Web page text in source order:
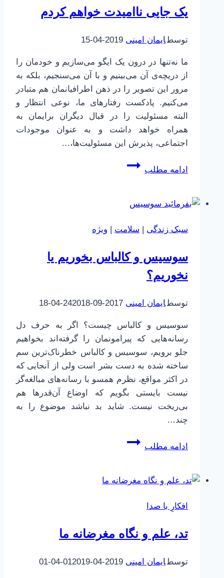
یک جایی ناامیدت خواهم کردم
توسطایمان امینی 2019-04-15
ما نه‌تنها در درون یک ایگو می‌سازیم و خودمان را
از دریچه‌ی آن می‌بینیم و با آن می‌سنجیم، بلکه به
مرور این تصویر را در ذهن اطرافیانمان هم متبادر
می‌کنیم. پادکست رفتارهای ما، نوعی انتظار و
البته مسئولیت را در قبال دیگران برایمان به
همراه خواهد داشت و به عنوان موجودات
اجتماعی، پذیرش این مسئولیت‌ها،…
ادامه مطلب
یک
خواهم
سبک زندگی | سلامت | ویژه
سوسیس و کالباس بخوریم یا
نخوریم؟
توسطایمان امینی 2017-09-24
2018-04-18
سوسیس و کالباس چیست؟ اگر به حرف دل
رسانه‌هایی که پیرامونمان را گرفته‌اند بخواهیم
جلو برویم، سوسیس و کالباس خطرناک‌ترین سم
ساخته شده به دست بشر است ولی از آنجایی که
در اکثر مواقع، نظرم همسو با رسانه‌های مبالغه‌گر
نیست بایستی بگویم که اوضاع آن‌قدرها هم
بی‌ریخت نیست. شاید بد نباشد موضوع را به
چند…
ادامه مطلب
سوسیس
بخوریم
افکارِ با صدا
تد، علم و نگاه مغرضانه ما
توسطایمان امینی 2019-04-01
2019-04-01